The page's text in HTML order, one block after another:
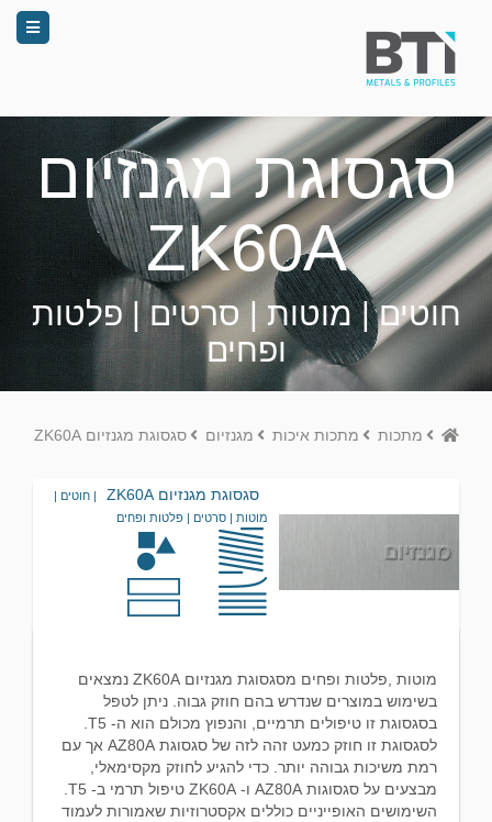
סגסוגת מגנזיום
ZK60A
חוטים | מוטות | סרטים | פלטות
ופחים
Homeמתכות מתכות איכות מגנזיום סגסוגת מגנזיום ZK60A
סגסוגת מגנזיום ZK60A
| חוטים |
מוטות | סרטים | פלטות ופחים
מוטות ,פלטות ופחים מסגסוגת מגנזיום ZK60A נמצאים
בשימוש במוצרים שנדרש בהם חוזק גבוה. ניתן לטפל
לסגסוגת זו חוזק כמעט זהה לזה של סגסוגת AZ80A אך עם
רמת משיכות גבוהה יותר. כדי להגיע לחוזק מקסימאלי,
השימושים האופייניים כוללים אקסטרוזיות שאמורות לעמוד